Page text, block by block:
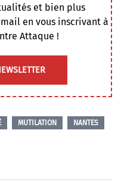
et bien plus
en vous inscrivant à
Attaque !
MUTILATION
NANTES